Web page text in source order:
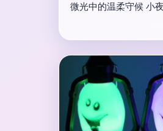
微光中的温柔守候 小